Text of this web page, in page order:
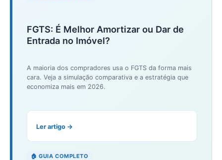
FGTS: É Melhor Amortizar ou Dar de
Entrada no Imóvel?
A maioria dos compradores usa o FGTS da forma mais
cara. Veja a simulação comparativa e a estratégia que
economiza mais em 2026.
Ler artigo →
🏠 GUIA COMPLETO